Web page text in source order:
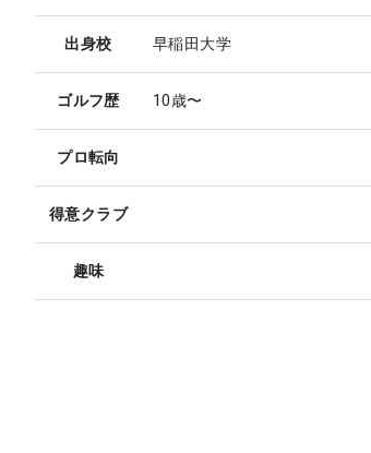
出身校 早稲田大学
ゴルフ歴 10歳〜
プロ転向
得意クラブ
趣味